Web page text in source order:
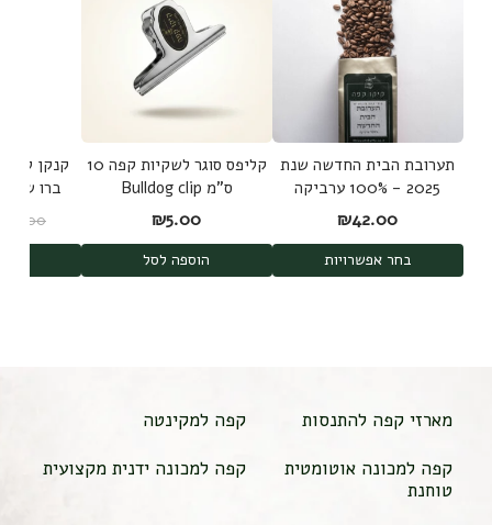
תערובת הבית החדשה שנת
2025 - 100% ערביקה
משלושה מקורות
₪42.00
בחר אפשרויות
קליפס סוגר לשקיות קפה 10
ס"מ Bulldog clip
₪5.00
הוספה לסל
קנקן
189.00
מארזי קפה להתנסות
קפה למקינטה
קפה למכונה אוטומטית
טוחנת
קפה למכונה ידנית מקצועית